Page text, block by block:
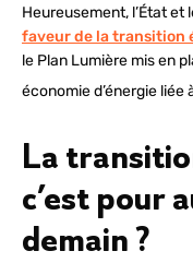
Heureusement, l’État
faveur de la transition
le Plan Lumière mis en
économie d’énergie liée
La
c’est pour
demain ?